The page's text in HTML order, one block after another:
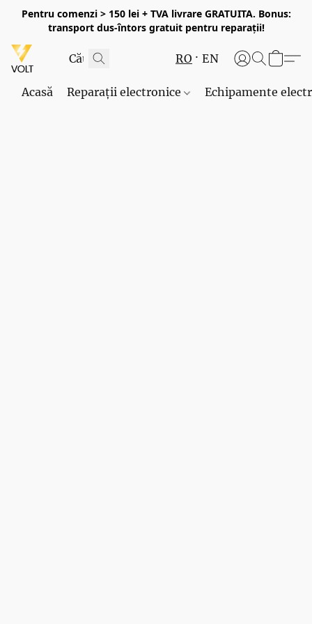
Pentru comenzi > 150 lei + TVA livrare GRATUITA. Bonus:
transport dus-întors gratuit pentru reparații!
RO EN
Acasă Reparații electronice Echipamente